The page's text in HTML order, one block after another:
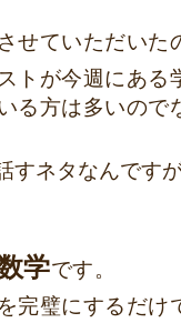
せていただいた
トが今週にある
る方は多いので
すネタなんです
学です。
完璧にするだけ